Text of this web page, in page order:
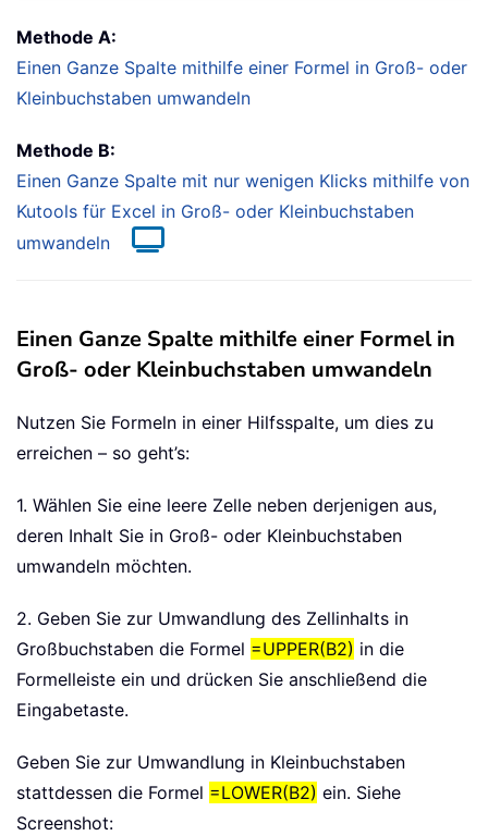
Methode A:
Einen Ganze Spalte mithilfe einer Formel in Groß- oder
Kleinbuchstaben umwandeln
Methode B:
Einen Ganze Spalte mit nur wenigen Klicks mithilfe von
Kutools für Excel in Groß- oder Kleinbuchstaben
umwandeln
Einen Ganze Spalte mithilfe einer Formel in
Groß- oder Kleinbuchstaben umwandeln
Nutzen Sie Formeln in einer Hilfsspalte, um dies zu
erreichen – so geht’s:
1. Wählen Sie eine leere Zelle neben derjenigen aus,
deren Inhalt Sie in Groß- oder Kleinbuchstaben
umwandeln möchten.
2. Geben Sie zur Umwandlung des Zellinhalts in
Großbuchstaben die Formel =UPPER(B2) in die
Formelleiste ein und drücken Sie anschließend die
Eingabetaste.
Geben Sie zur Umwandlung in Kleinbuchstaben
stattdessen die Formel =LOWER(B2) ein. Siehe
Screenshot: